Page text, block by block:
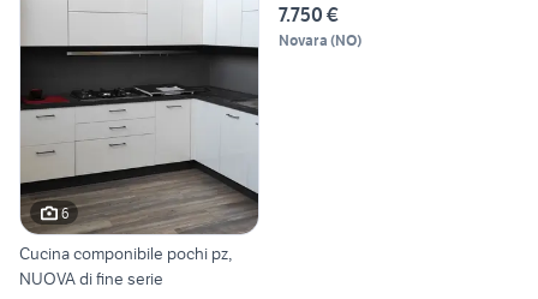
6
Cucina componibile pochi pz,
NUOVA di fine serie
7.750 €
Novara (NO)